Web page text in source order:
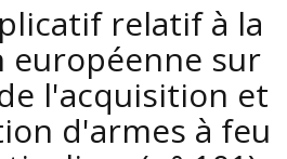
relatif à la
européenne sur
l'acquisition et
d'armes à feu